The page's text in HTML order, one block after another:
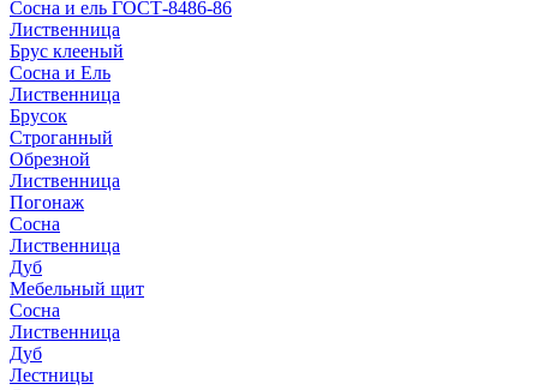
Сосна и ель ГОСТ-8486-86
Лиственница
Брус клееный
Сосна и Ель
Лиственница
Брусок
Строганный
Обрезной
Лиственница
Погонаж
Сосна
Лиственница
Дуб
Мебельный щит
Сосна
Лиственница
Дуб
Лестницы